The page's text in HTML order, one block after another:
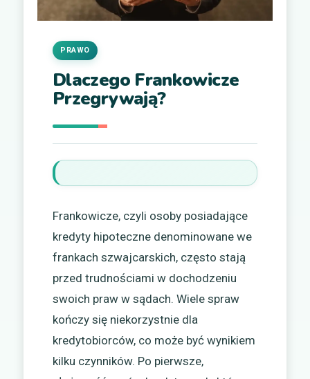
Dlaczego Frankowicze
Przegrywają?
PRAWO
Frankowicze, czyli osoby posiadające
kredyty hipoteczne denominowane we
frankach szwajcarskich, często stają
przed trudnościami w dochodzeniu
swoich praw w sądach. Wiele spraw
kończy się niekorzystnie dla
kredytobiorców, co może być wynikiem
kilku czynników. Po pierwsze,